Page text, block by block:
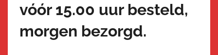
vóór 15.00 uur besteld,
morgen bezorgd.